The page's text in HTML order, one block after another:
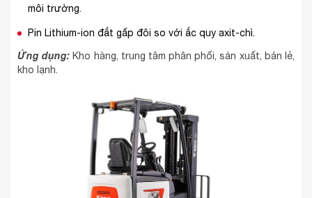
môi trường.
Pin Lithium-ion đắt gấp đôi so với ắc quy axit-chì.
Ứng dụng: Kho hàng, trung tâm phân phối, sản xuất, bán lẻ,
kho lạnh.